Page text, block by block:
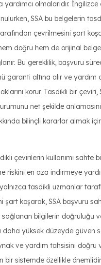
olmalarıdır.
SSA bu belgelerin
çevrilmesini şart
doğru hem de orijinal
Bu gereklilik, başvuru
garanti altına alır ve yardım
korur. Tasdikli bir çeviri,
net şekilde
bilinçli kararlar almak
çevirilerin kullanımı sahte
riskini en aza indirmeye
tasdikli uzmanlar
şart koşarak, SSA başvuru
sağlanan bilgilerin doğruluğu
daha yüksek düzeyde güven
ve yardım tahsisini doğru
bir sistemde özellikle önemlidir.